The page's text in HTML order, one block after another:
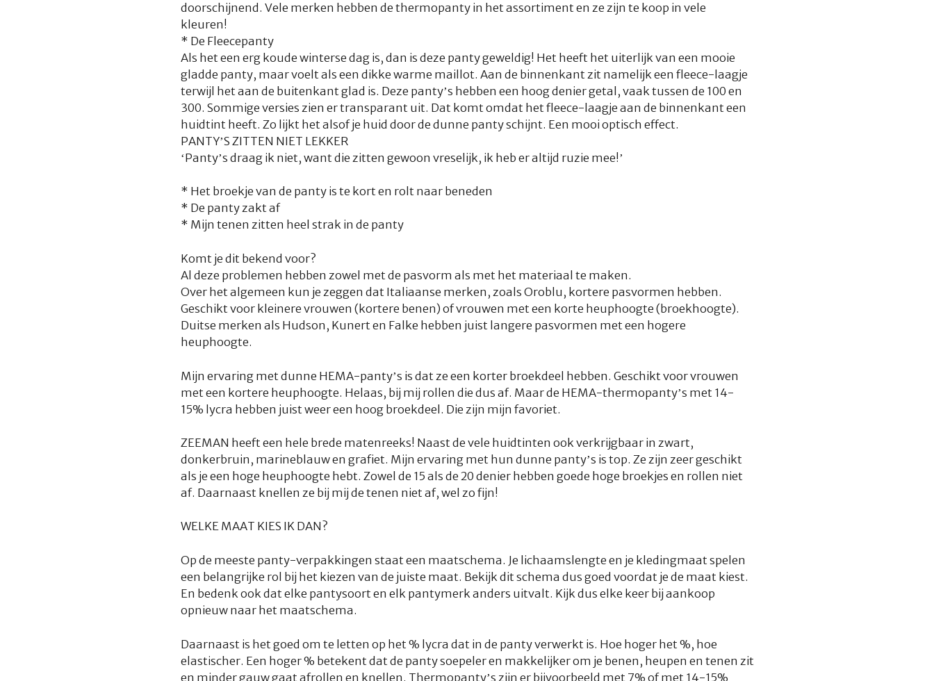
doorschijnend. Vele merken hebben de thermopanty in het assortiment en ze zijn te koop in vele
kleuren!
* De Fleecepanty
Als het een erg koude winterse dag is, dan is deze panty geweldig! Het heeft het uiterlijk van een mooie
gladde panty, maar voelt als een dikke warme maillot. Aan de binnenkant zit namelijk een fleece-laagje
terwijl het aan de buitenkant glad is. Deze panty’s hebben een hoog denier getal, vaak tussen de 100 en
300. Sommige versies zien er transparant uit. Dat komt omdat het fleece-laagje aan de binnenkant een
huidtint heeft. Zo lijkt het alsof je huid door de dunne panty schijnt. Een mooi optisch effect.
PANTY’S ZITTEN NIET LEKKER
‘Panty’s draag ik niet, want die zitten gewoon vreselijk, ik heb er altijd ruzie mee!’
* Het broekje van de panty is te kort en rolt naar beneden
* De panty zakt af
* Mijn tenen zitten heel strak in de panty
Komt je dit bekend voor?
Al deze problemen hebben zowel met de pasvorm als met het materiaal te maken.
Over het algemeen kun je zeggen dat Italiaanse merken, zoals Oroblu, kortere pasvormen hebben.
Geschikt voor kleinere vrouwen (kortere benen) of vrouwen met een korte heuphoogte (broekhoogte).
Duitse merken als Hudson, Kunert en Falke hebben juist langere pasvormen met een hogere
heuphoogte.
Mijn ervaring met dunne HEMA-panty’s is dat ze een korter broekdeel hebben. Geschikt voor vrouwen
met een kortere heuphoogte. Helaas, bij mij rollen die dus af. Maar de HEMA-thermopanty’s met 14-
15% lycra hebben juist weer een hoog broekdeel. Die zijn mijn favoriet.
ZEEMAN heeft een hele brede matenreeks! Naast de vele huidtinten ook verkrijgbaar in zwart,
donkerbruin, marineblauw en grafiet. Mijn ervaring met hun dunne panty’s is top. Ze zijn zeer geschikt
als je een hoge heuphoogte hebt. Zowel de 15 als de 20 denier hebben goede hoge broekjes en rollen niet
af. Daarnaast knellen ze bij mij de tenen niet af, wel zo fijn!
WELKE MAAT KIES IK DAN?
Op de meeste panty-verpakkingen staat een maatschema. Je lichaamslengte en je kledingmaat spelen
een belangrijke rol bij het kiezen van de juiste maat. Bekijk dit schema dus goed voordat je de maat kiest.
En bedenk ook dat elke pantysoort en elk pantymerk anders uitvalt. Kijk dus elke keer bij aankoop
opnieuw naar het maatschema.
Daarnaast is het goed om te letten op het % lycra dat in de panty verwerkt is. Hoe hoger het %, hoe
elastischer. Een hoger % betekent dat de panty soepeler en makkelijker om je benen, heupen en tenen zit
en minder gauw gaat afrollen en knellen. Thermopanty’s zijn er bijvoorbeeld met 7% of met 14-15%